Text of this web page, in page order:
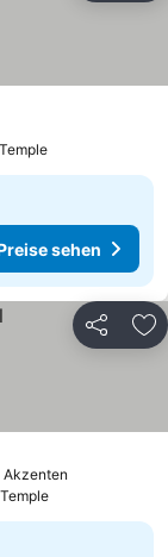
sehen
Teilen
Akzenten